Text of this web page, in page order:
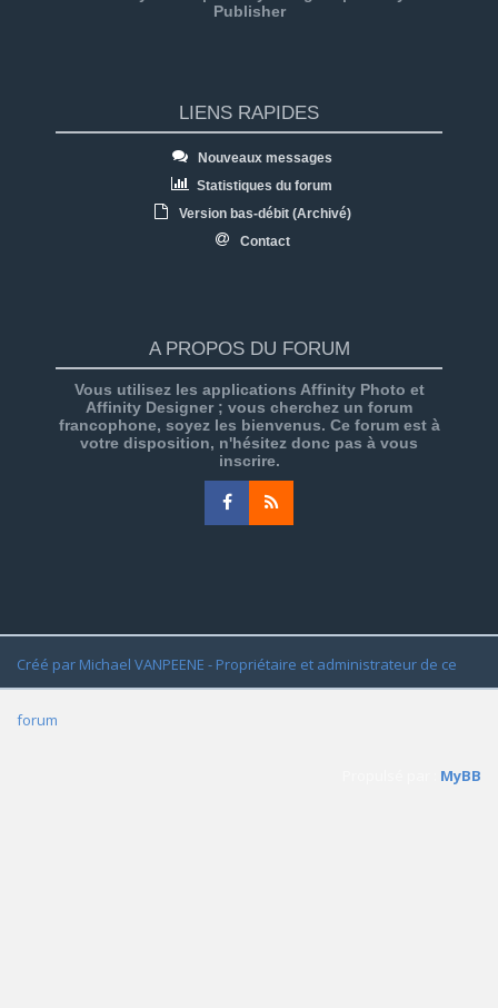
Publisher
LIENS RAPIDES
Nouveaux messages
Statistiques du forum
Version bas-débit (Archivé)
Contact
A PROPOS DU FORUM
Vous utilisez les applications Affinity Photo et
Affinity Designer ; vous cherchez un forum
francophone, soyez les bienvenus. Ce forum est à
votre disposition, n'hésitez donc pas à vous
inscrire.
Créé par Michael VANPEENE - Propriétaire et administrateur de ce
forum
MyBB